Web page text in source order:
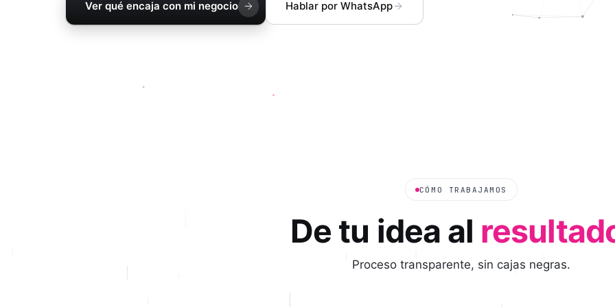
Ver qué encaja con mi negocio Hablar por WhatsApp
CÓMO TRABAJAMOS
De tu idea al
Proceso transparente, sin cajas negras.